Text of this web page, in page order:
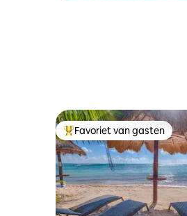
Topfavoriet van gasten
Favoriet van gasten